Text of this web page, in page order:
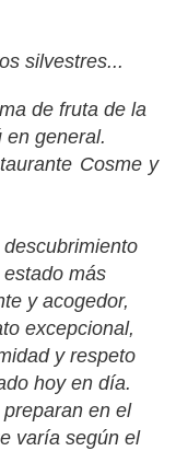
silvestres...
de fruta de la
en general.
Cosme y
más
y acogedor,
excepcional,
y respeto
hoy en día.
en el
varía según el